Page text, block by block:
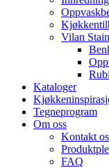
Vilan
Kataloger
Tegneprogram
Om oss
Kontakt
FAQ